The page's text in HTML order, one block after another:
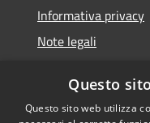
Informativa privacy
Note legali
Piano diQuesto
Questo sito web utilizza